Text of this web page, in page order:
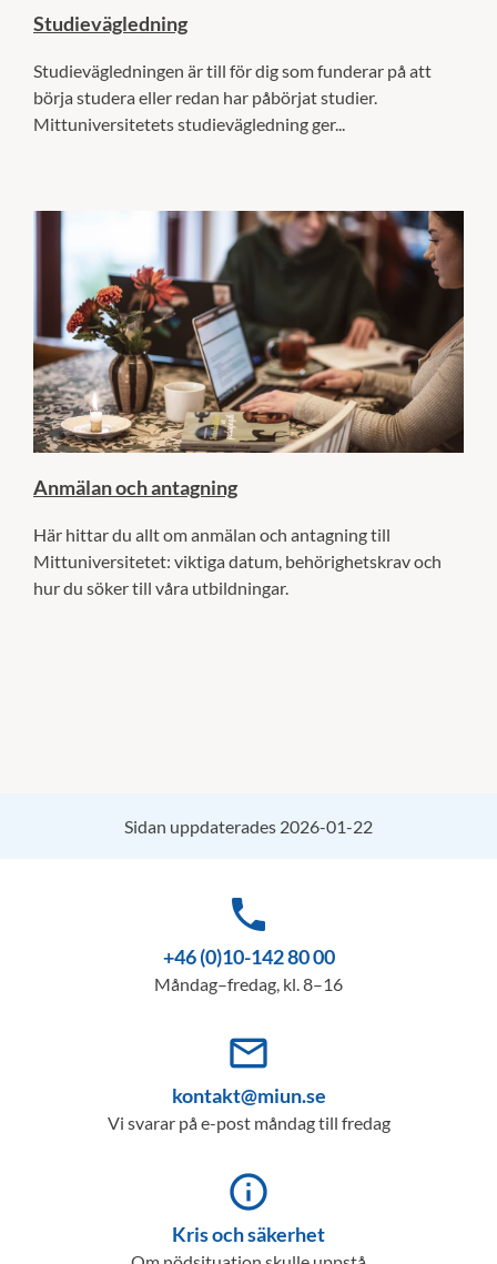
Studievägledning
Studievägledningen är till för dig som funderar på att
börja studera eller redan har påbörjat studier.
Mittuniversitetets studievägledning ger...
Anmälan och antagning
Här hittar du allt om anmälan och antagning till
Mittuniversitetet: viktiga datum, behörighetskrav och
hur du söker till våra utbildningar.
Sidan uppdaterades 2026-01-22
phone
+46 (0)10-142 80 00
Måndag–fredag, kl. 8–16
mail_outline
kontakt@miun.se
Vi svarar på e-post måndag till fredag
info_outline
Kris och säkerhet